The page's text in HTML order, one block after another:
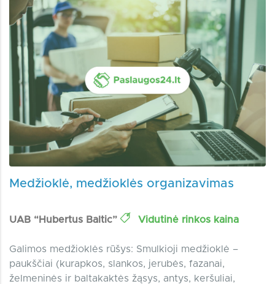
Medžioklė, medžioklės organizavimas
UAB “Hubertus Baltic” Vidutinė rinkos kaina
Galimos medžioklės rūšys: Smulkioji medžioklė –
paukščiai (kurapkos, slankos, jerubės, fazanai,
želmeninės ir baltakaktės žąsys, antys, keršuliai,